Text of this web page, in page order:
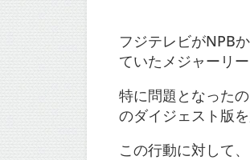
フジテレビがNPB
ていたメジャーリ
特に問題となった
のダイジェスト版
この行動に対して